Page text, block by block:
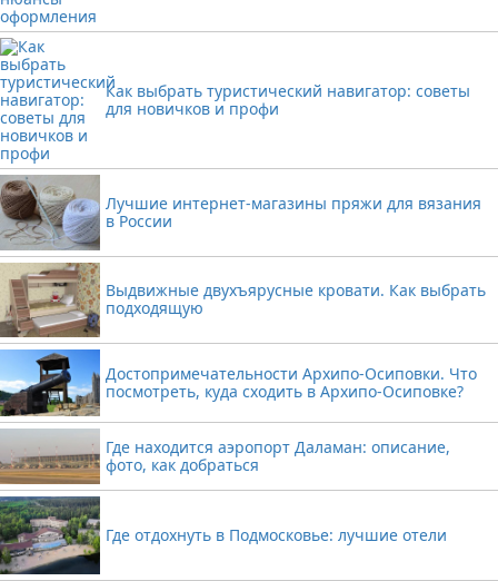
Как выбрать туристический навигатор: советы
для новичков и профи
Лучшие интернет-магазины пряжи для вязания
в России
Выдвижные двухъярусные кровати. Как выбрать
подходящую
Достопримечательности Архипо-Осиповки. Что
посмотреть, куда сходить в Архипо-Осиповке?
Где находится аэропорт Даламан: описание,
фото, как добраться
Где отдохнуть в Подмосковье: лучшие отели